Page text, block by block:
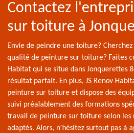
Contactez
sur toiture à
Envie de peindre une toiture?
qualité de peinture sur toiture? Faites
Habitat qui se situe dans Jonquerettes
résultat parfait. En plus, JS Renov
peinture sur toiture et dispose des
suivi préalablement des formations
travail de peinture sur toiture selon les
adaptés. Alors, n'hésitez surtout pas à